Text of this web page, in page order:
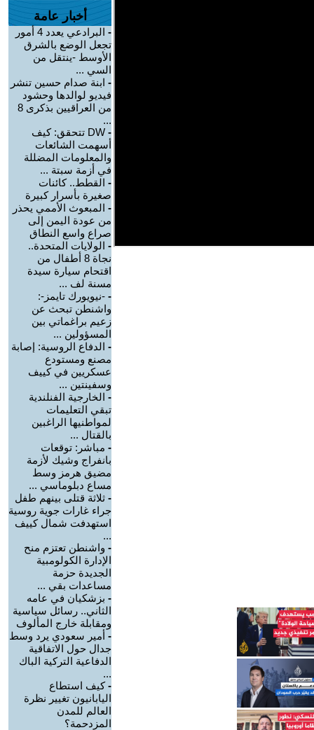
أخبار عامة
-
البرادعي يعدد 4 أمور
تجعل الوضع بالشرق
الأوسط -ينتقل من
السي ...
- ابنة صدام حسين تنشر
فيديو لوالدها وحشود
من العراقيين بذكرى 8
...
-
DW تتحقق: كيف
أسهمت الشائعات
والمعلومات المضللة
في أزمة سبتة ...
- القطط.. كائنات
صغيرة بأسرار كبيرة
- المبعوث الأممي يحذر
من عودة اليمن إلى
صراع واسع النطاق
- الولايات المتحدة..
نجاة 8 أطفال من
اقتحام سيارة سيدة
مسنة لف ...
- -نيويورك تايمز-:
واشنطن تبحث عن
زعيم براغماتي بين
المسؤولين ...
- الدفاع الروسية: إصابة
مصنع ومستودع
عسكريين في كييف
وسفينتين ...
- الخارجية الفنلندية
تبقي التعليمات
لمواطنيها الراغبين
بالقتال ...
- مباشر: توقعات
بانفراج وشيك لأزمة
مضيق هرمز وسط
مساع دبلوماسي ...
- ثلاثة قتلى بينهم طفل
جراء غارات جوية روسية
استهدفت شمال كييف
...
- واشنطن تعتزم منح
الإدارة الكولومبية
الجديدة حزمة
مساعدات بقي ...
- بزشكيان في عامه
الثاني.. رسائل سياسية
ومقابلة خارج المألوف
- أمير سعودي يرد وسط
جدال حول الاتفاقية
الدفاعية التركية الباك
...
-كيف استطاع
اليابانيون تغيير نظرة
العالم للمدن
المزدحمة؟